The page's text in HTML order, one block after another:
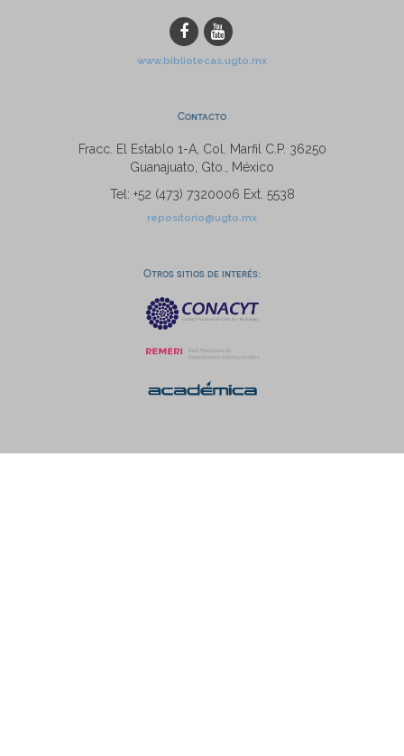
www.bibliotecas.ugto.mx
Contacto
Fracc. El Establo 1-A, Col. Marfil C.P. 36250
Guanajuato, Gto., México
Tel: +52 (473) 7320006 Ext. 5538
repositorio@ugto.mx
Otros sitios de interés: